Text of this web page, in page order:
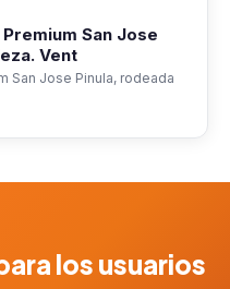
San Jose
Vent
San Jose Pinula, rodeada
los usuarios